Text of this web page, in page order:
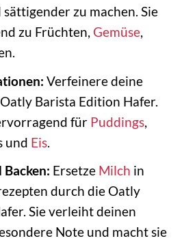
zu machen. Sie
zu Früchten, Gemüse,
Verfeinere deine
Barista Edition Hafer.
für Puddings,
und Eis.
Ersetze Milch in
durch die Oatly
Sie verleiht deinen
Note und macht sie